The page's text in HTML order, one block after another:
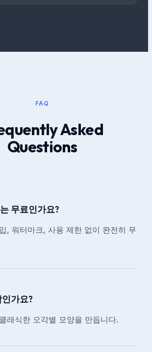
FAQ
Asked
Questions
무료인가요?
, 워터마크, 사용 제한 없이 완전히 무
가요?
래식한 오각별 모양을 만듭니다.